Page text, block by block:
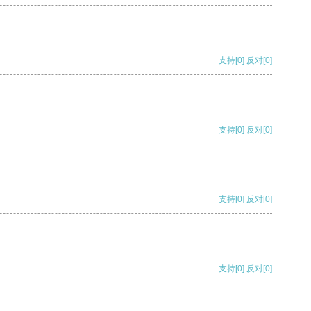
支持[0] 反对[0]
支持[0] 反对[0]
支持[0] 反对[0]
支持[0] 反对[0]